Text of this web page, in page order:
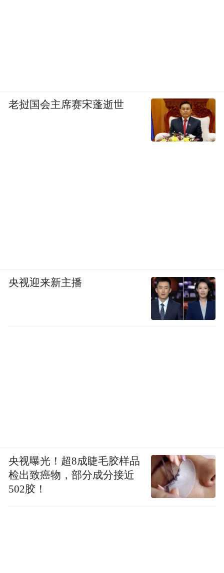
老挝国会主席赛宋蓬逝世
央视迎来新主播
央视曝光！超8成睫毛胶样品
检出致癌物，部分成分接近
502胶！